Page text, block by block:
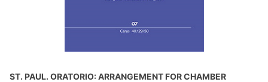
ST. PAUL. ORATORIO: ARRANGEMENT FOR CHAMBER